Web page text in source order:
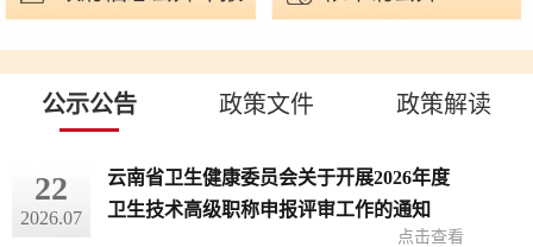
公示公告 政策文件 政策解读
22
2026.07
云南省卫生健康委员会关于开展2026年度
卫生技术高级职称申报评审工作的通知
点击查看